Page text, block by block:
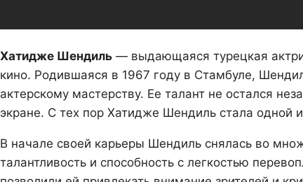
Хатидже Шендиль — выдающаяся турецкая
кино. Родившаяся в 1967 году в Стамбуле,
актерскому мастерству. Ее талант не остался
экране. С тех пор Хатидже Шендиль стала одной
В начале своей карьеры Шендиль снялась во
талантливость и способность с легкостью